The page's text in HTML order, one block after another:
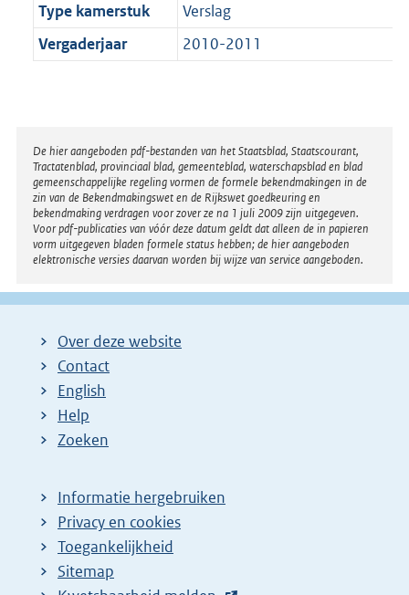
Type kamerstuk
Verslag
Vergaderjaar
2010-2011
Disclaimer
De hier aangeboden pdf-bestanden van het Staatsblad, Staatscourant,
Tractatenblad, provinciaal blad, gemeenteblad, waterschapsblad en blad
gemeenschappelijke regeling vormen de formele bekendmakingen in de
zin van de Bekendmakingswet en de Rijkswet goedkeuring en
bekendmaking verdragen voor zover ze na 1 juli 2009 zijn uitgegeven.
Voor pdf-publicaties van vóór deze datum geldt dat alleen de in papieren
vorm uitgegeven bladen formele status hebben; de hier aangeboden
elektronische versies daarvan worden bij wijze van service aangeboden.
Over deze website
Contact
English
Help
Zoeken
Informatie hergebruiken
Privacy en cookies
Toegankelijkheid
Sitemap